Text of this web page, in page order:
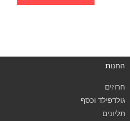
החנות
חרוזים
גולדפילד וכסף
תליונים